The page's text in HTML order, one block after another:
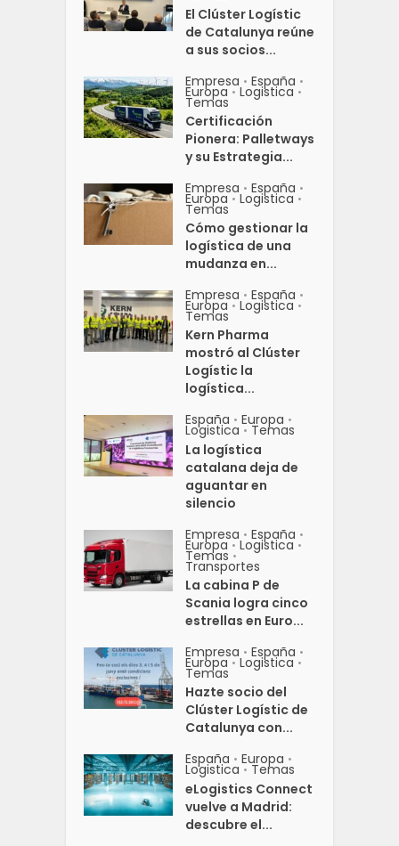
El Clúster Logístic
de Catalunya reúne
a sus socios...
Empresa • España •
Europa • Logistica •
Temas
Certificación
Pionera: Palletways
y su Estrategia...
Empresa • España •
Europa • Logistica •
Temas
Cómo gestionar la
logística de una
mudanza en...
Empresa • España •
Europa • Logistica •
Temas
Kern Pharma
mostró al Clúster
Logístic la
logística...
España • Europa •
Logistica • Temas
La logística
catalana deja de
aguantar en
silencio
Empresa • España •
Europa • Logistica •
Temas •
Transportes
La cabina P de
Scania logra cinco
estrellas en Euro...
Empresa • España •
Europa • Logistica •
Temas
Hazte socio del
Clúster Logístic de
Catalunya con...
España • Europa •
Logistica • Temas
eLogistics Connect
vuelve a Madrid:
descubre el...